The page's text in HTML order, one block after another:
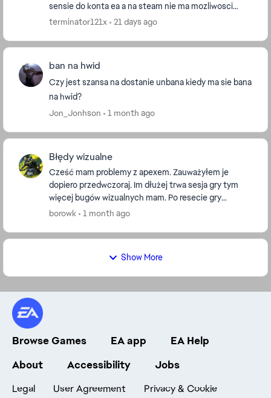
sensie do konta ea a na steam nie ma mozliwosci
odlaczenia czy jest szansza zeby rozlaczyc te ...
terminator121x 21 days ago
ban na hwid
Czy jest szansa na dostanie unbana kiedy ma sie bana
na hwid?
Jon_Jonhson
1 month ago
Błędy wizualne
Cześć mam problemy z apexem. Zauważyłem je
dopiero przedwczoraj. Im dłużej trwa sesja gry tym
więcej bugów wizualnych mam. Po resecie gry
większość znika, a za 30 minut są z powrotem. Zacznę
borowk 1 month ago
Show More
Browse Games EA app
EA Help
About
Accessibility Jobs
Legal User Agreement Privacy & Cookie